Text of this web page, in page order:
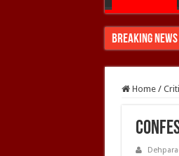
Breaking News
Home /